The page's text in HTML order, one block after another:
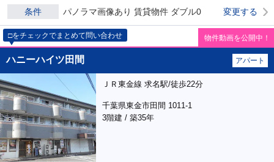
条件 パノラマ画像あり 賃貸物件 ダブル0 変更する
□をチェックでまとめて問い合わせ 物件動画を公開中！
ハニーハイツ田間 アパート
ＪＲ東金線 求名駅/徒歩22分
千葉県東金市田間 1011-1
3階建 / 築35年